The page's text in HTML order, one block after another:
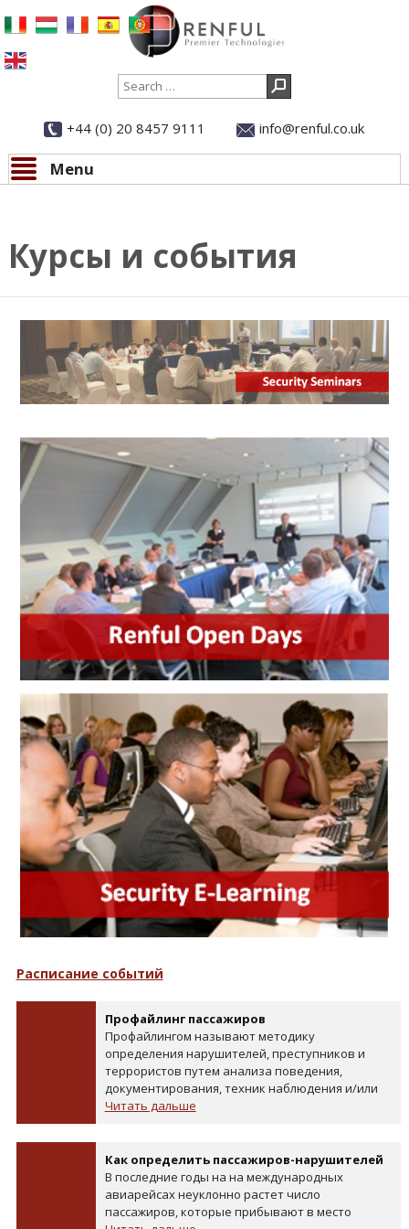
Search
+44 (0) 20 8457 9111 info@renful.co.uk
Menu
Курсы и события
Расписание событий
Профайлинг пассажиров
Профайлингом называют методику
определения нарушителей, преступников и
террористов путем анализа поведения,
документирования, техник наблюдения и/или
Читать дальше
Как определить пассажиров-нарушителей
В последние годы на на международных
авиарейсах неуклонно растет число
пассажиров, которые прибывают в место